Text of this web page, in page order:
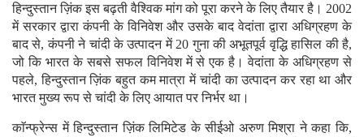
हिन्दुस्तान ज़िंक इस बढ़ती वैश्विक मांग को पूरा करने के लिए तैयार है। 2002
में सरकार द्वारा कंपनी के विनिवेश और उसके बाद वेदांता द्वारा अधिग्रहण के
बाद से, कंपनी ने चांदी के उत्पादन में 20 गुना की अभूतपूर्व वृद्धि हासिल की है,
जो कि भारत के सबसे सफल विनिवेश में से एक है। वेदांता के अधिग्रहण से
पहले, हिन्दुस्तान ज़िंक बहुत कम मात्रा में चांदी का उत्पादन कर रहा था और
भारत मुख्य रूप से चांदी के लिए आयात पर निर्भर था।
काॅन्फ्रेन्स में हिन्दुस्तान ज़िंक लिमिटेड के सीईओ अरुण मिश्रा ने कहा कि,